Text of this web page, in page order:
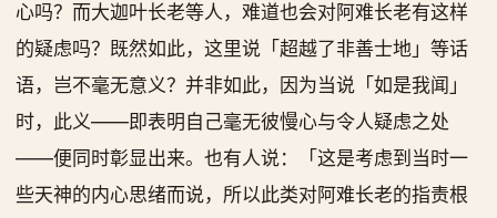
心吗？而大迦叶长老等人，难道也会对阿难长老有这样
的疑虑吗？既然如此，这里说「超越了非善士地」等话
语，岂不毫无意义？并非如此，因为当说「如是我闻」
时，此义——即表明自己毫无彼慢心与令人疑虑之处
——便同时彰显出来。也有人说：「这是考虑到当时一
些天神的内心思绪而说，所以此类对阿难长老的指责根